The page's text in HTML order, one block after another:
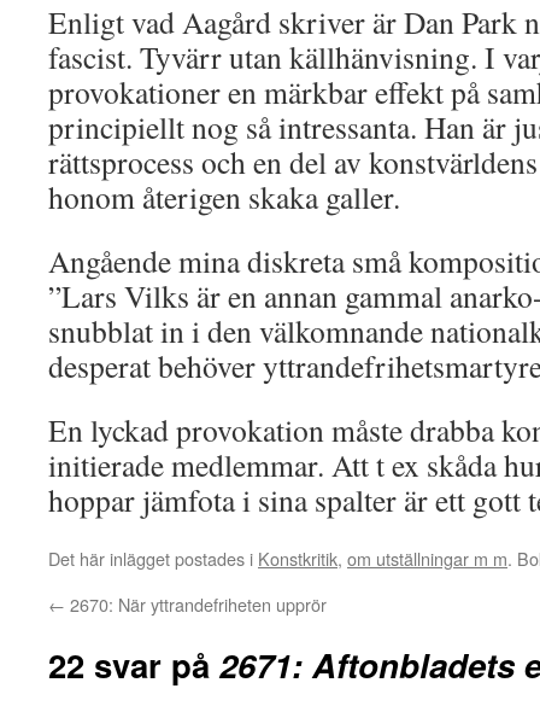
Enligt vad Aagård skriver är Dan Park
fascist. Tyvärr utan källhänvisning. I
provokationer en märkbar effekt på
principiellt nog så intressanta. Han är
rättsprocess och en del av
honom återigen skaka galler.
Angående mina diskreta små
”Lars Vilks är en annan gammal
snubblat in i den välkomnande
desperat behöver
En lyckad provokation måste drabba
initierade medlemmar. Att t ex skåda
hoppar jämfota i sina spalter är ett gott
Det här inlägget postades i Konstkritik, om utställningar m m.
← 2670: När yttrandefriheten upprör
22 svar på2671: Aftonbladets